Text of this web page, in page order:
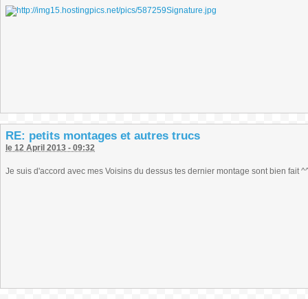
RE: petits montages et autres trucs
le 12 April 2013 - 09:32
Je suis d'accord avec mes Voisins du dessus tes dernier montage sont bien fait